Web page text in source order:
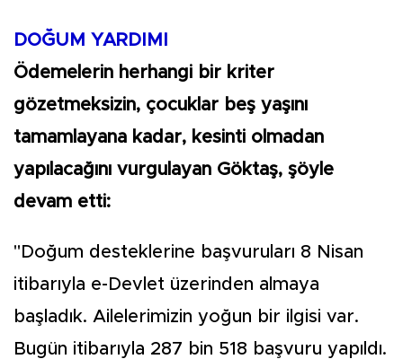
DOĞUM YARDIMI
Ödemelerin herhangi bir kriter
gözetmeksizin, çocuklar beş yaşını
tamamlayana kadar, kesinti olmadan
yapılacağını vurgulayan Göktaş, şöyle
devam etti:
"Doğum desteklerine başvuruları 8 Nisan
itibarıyla e-Devlet üzerinden almaya
başladık. Ailelerimizin yoğun bir ilgisi var.
Bugün itibarıyla 287 bin 518 başvuru yapıldı.